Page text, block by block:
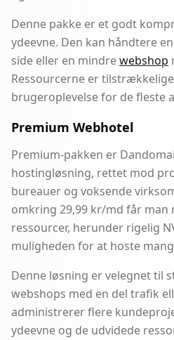
Denne pakke er et godt
ydeevne. Den kan håndtere
side eller en mindrewebshop
Ressourcerne er
brugeroplevelse for de fleste
Premium Webhotel
Premium-pakken er
hostingløsning, rettet mod
bureauer og voksende
omkring 29,99 kr/md får man
ressourcer, herunder rigelig
muligheden for at hoste
Denne løsning er velegnet til
webshops med en del trafik
administrerer flere
ydeevne og de udvidede